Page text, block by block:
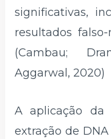
significativas,
resultados
(Cambau;
Aggarwal, 2020)
A aplicação da
extração de